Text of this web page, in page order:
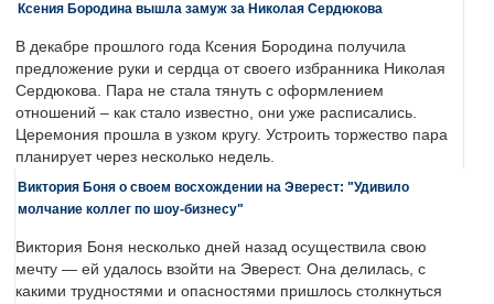
Ксения Бородина вышла замуж за Николая Сердюкова
В декабре прошлого года Ксения Бородина получила
предложение руки и сердца от своего избранника Николая
Сердюкова. Пара не стала тянуть с оформлением
отношений – как стало известно, они уже расписались.
Церемония прошла в узком кругу. Устроить торжество пара
планирует через несколько недель.
Виктория Боня о своем восхождении на Эверест: "Удивило
молчание коллег по шоу-бизнесу"
Виктория Боня несколько дней назад осуществила свою
мечту — ей удалось взойти на Эверест. Она делилась, с
какими трудностями и опасностями пришлось столкнуться